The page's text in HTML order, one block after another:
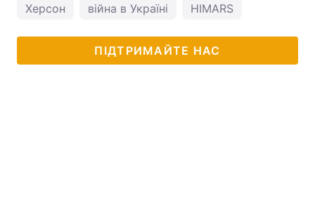
Херсон війна в Україні HIMARS
ПІДТРИМАЙТЕ НАС